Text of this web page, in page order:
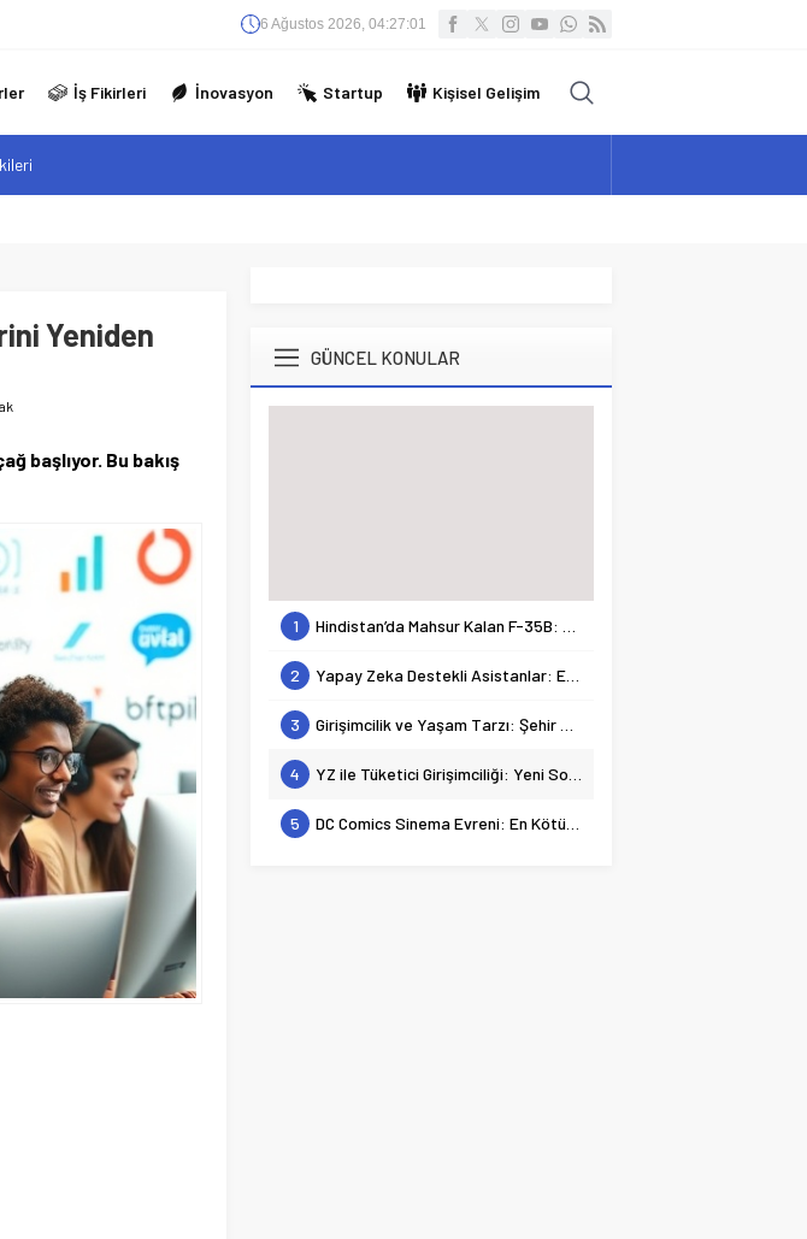
6 Ağustos 2026, 04:27:02
İş Fikirleri İnovasyon Startup Kişisel Gelişim
Yeniden
başlıyor. Bu bakış
GÜNCEL KONULAR
1 Hindistan’da Mahsur Kalan F-35B: Jeopolitik Sonuçları
2 Yapay Zeka Destekli Asistanlar: Elon Musk’tan Romantik Bir Hamle mi?
3 Girişimcilik ve Yaşam Tarzı: Şehir Değişiminin Nedenleri ve Etkileri
4 YZ ile Tüketici Girişimciliği: Yeni Sosyal Bağlantılar
5 DC Comics Sinema Evreni: En Kötülerden En İyilerine Bir Bakış